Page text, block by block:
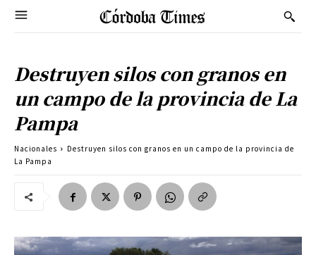
Destruyen silos con granos en
un campo de la provincia de La
Pampa
Nacionales
Destruyen silos con granos en un campo de la provincia de
La Pampa